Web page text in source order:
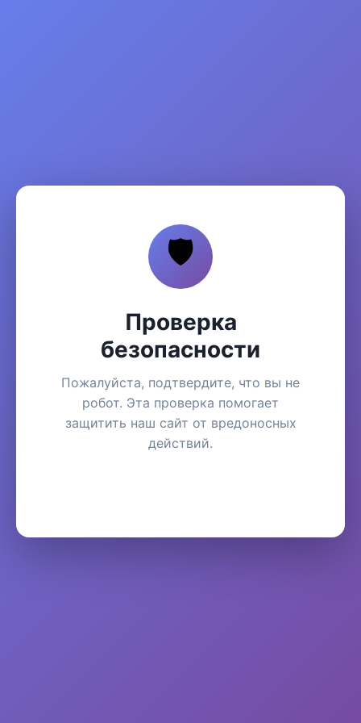
🛡️
Проверка
безопасности
Пожалуйста, подтвердите, что вы не
робот. Эта проверка помогает
защитить наш сайт от вредоносных
действий.